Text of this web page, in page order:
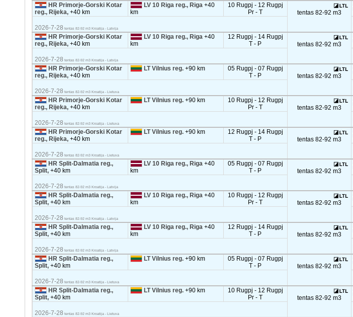
HR Primorje-Gorski Kotar
reg., Rijeka, +40 km
LV 10 Riga reg., Riga +40
km
10 Rugpj - 12 Rugpj
Pr - T
tentas 82-92 m3
2026-7-28 tentas 82-92 m3 Kroatija - Latvija
HR Primorje-Gorski Kotar
reg., Rijeka, +40 km
LV 10 Riga reg., Riga +40
km
12 Rugpj - 14 Rugpj
T - P
tentas 82-92 m3
2026-7-28 tentas 82-92 m3 Kroatija - Latvija
HR Primorje-Gorski Kotar
reg., Rijeka, +40 km
LT Vilnius reg. +90 km
05 Rugpj - 07 Rugpj
T - P
tentas 82-92 m3
2026-7-28 tentas 82-92 m3 Kroatija - Lietuva
HR Primorje-Gorski Kotar
reg., Rijeka, +40 km
LT Vilnius reg. +90 km
10 Rugpj - 12 Rugpj
Pr - T
tentas 82-92 m3
2026-7-28 tentas 82-92 m3 Kroatija - Lietuva
HR Primorje-Gorski Kotar
reg., Rijeka, +40 km
LT Vilnius reg. +90 km
12 Rugpj - 14 Rugpj
T - P
tentas 82-92 m3
2026-7-28 tentas 82-92 m3 Kroatija - Lietuva
HR Split-Dalmatia reg.,
Split, +40 km
LV 10 Riga reg., Riga +40
km
05 Rugpj - 07 Rugpj
T - P
tentas 82-92 m3
2026-7-28 tentas 82-92 m3 Kroatija - Latvija
HR Split-Dalmatia reg.,
Split, +40 km
LV 10 Riga reg., Riga +40
km
10 Rugpj - 12 Rugpj
Pr - T
tentas 82-92 m3
2026-7-28 tentas 82-92 m3 Kroatija - Latvija
HR Split-Dalmatia reg.,
Split, +40 km
LV 10 Riga reg., Riga +40
km
12 Rugpj - 14 Rugpj
T - P
tentas 82-92 m3
2026-7-28 tentas 82-92 m3 Kroatija - Latvija
HR Split-Dalmatia reg.,
Split, +40 km
LT Vilnius reg. +90 km
05 Rugpj - 07 Rugpj
T - P
tentas 82-92 m3
2026-7-28 tentas 82-92 m3 Kroatija - Lietuva
HR Split-Dalmatia reg.,
Split, +40 km
LT Vilnius reg. +90 km
10 Rugpj - 12 Rugpj
Pr - T
tentas 82-92 m3
2026-7-28 tentas 82-92 m3 Kroatija - Lietuva